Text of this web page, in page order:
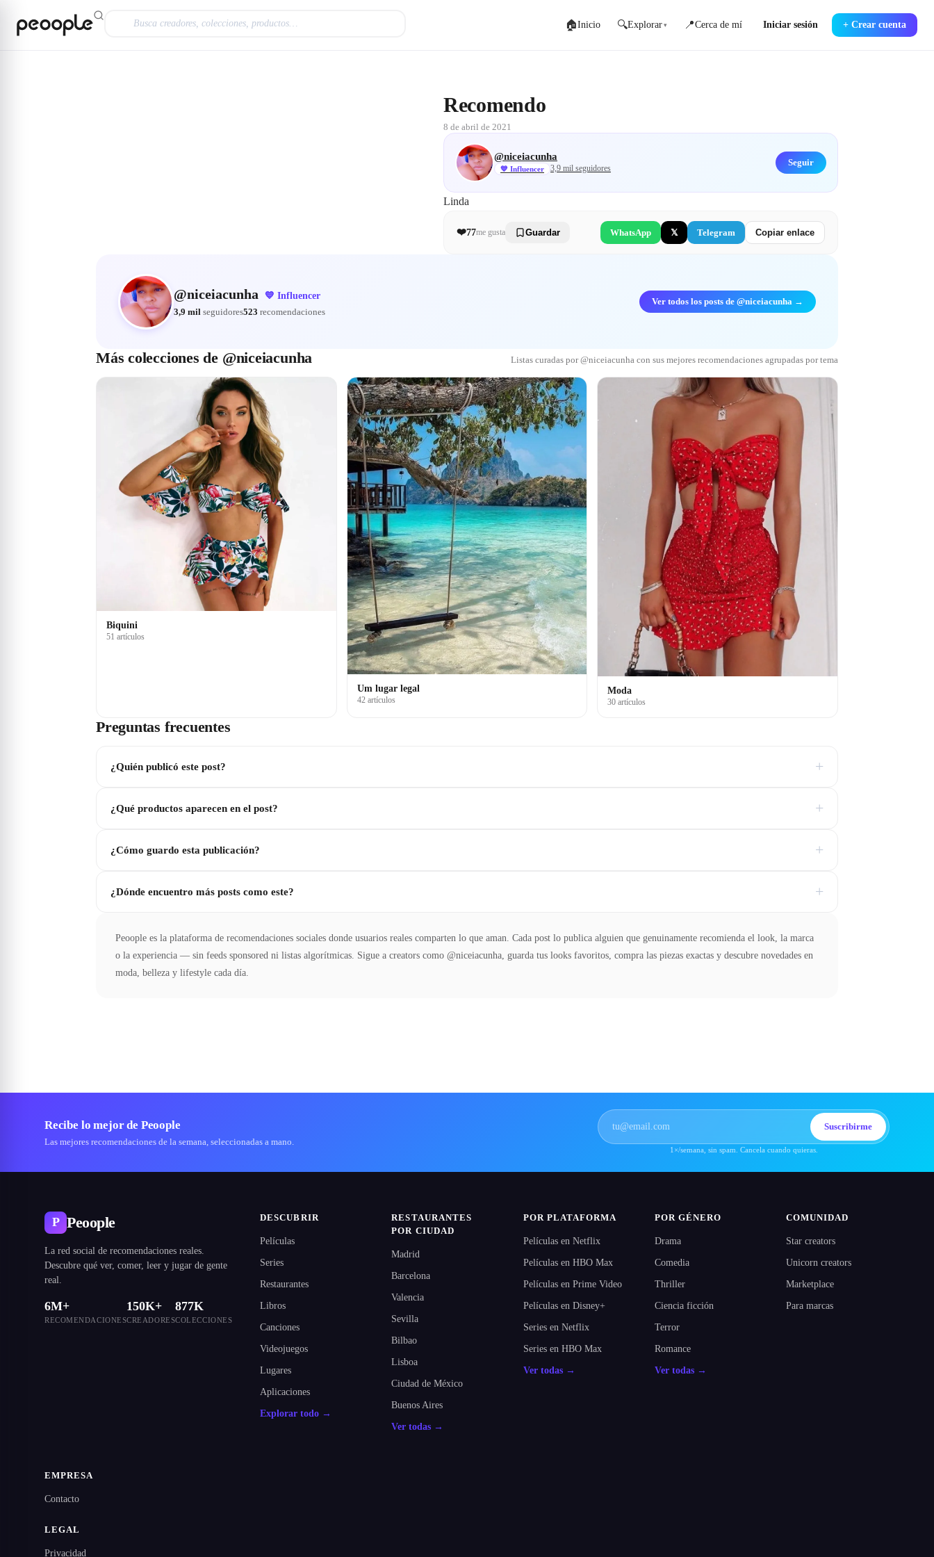
🏠Inicio 🔍Explorar ▾ 📍Cerca de mí Iniciar sesión + Crear cuenta
Recomendo
8 de abril de 2021
@niceiacunha
💙 Influencer 3,9 mil seguidores
Seguir
Linda
❤️77me gusta Guardar WhatsApp 𝕏 Telegram Copiar enlace
@niceiacunha 💙 Influencer
3,9 mil seguidores523 recomendaciones
Ver todos los posts de @niceiacunha →
Más colecciones de @niceiacunha Listas curadas por @niceiacunha con sus mejores recomendaciones agrupadas por tema
Biquini
51 artículos
Um lugar legal
42 artículos
Moda
30 artículos
Preguntas frecuentes
¿Quién publicó este post? +
¿Qué productos aparecen en el post? +
¿Cómo guardo esta publicación? +
¿Dónde encuentro más posts como este? +
Peoople es la plataforma de recomendaciones sociales donde usuarios reales comparten lo que aman. Cada post lo publica alguien que genuinamente recomienda el look, la marca
o la experiencia — sin feeds sponsored ni listas algorítmicas. Sigue a creators como @niceiacunha, guarda tus looks favoritos, compra las piezas exactas y descubre novedades en
moda, belleza y lifestyle cada día.
Recibe lo mejor de Peoople
Las mejores recomendaciones de la semana, seleccionadas a mano.
Suscribirme
1×/semana, sin spam. Cancela cuando quieras.
P Peoople
La red social de recomendaciones reales.
Descubre qué ver, comer, leer y jugar de gente
real.
6M+
RECOMENDACIONES
150K+
CREADORES
877K
COLECCIONES
DESCUBRIR
Películas
Series
Restaurantes
Libros
Canciones
Videojuegos
Lugares
Aplicaciones
Explorar todo →
RESTAURANTES
POR CIUDAD
Madrid
Barcelona
Valencia
Sevilla
Bilbao
Lisboa
Ciudad de México
Buenos Aires
Ver todas →
POR PLATAFORMA
Películas en Netflix
Películas en HBO Max
Películas en Prime Video
Películas en Disney+
Series en Netflix
Series en HBO Max
Ver todas →
POR GÉNERO
Drama
Comedia
Thriller
Ciencia ficción
Terror
Romance
Ver todas →
COMUNIDAD
Star creators
Unicorn creators
Marketplace
Para marcas
EMPRESA
Contacto
LEGAL
Privacidad